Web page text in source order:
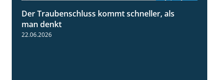
2:39
Der Traubenschluss kommt schneller, als
man denkt
22.06.2026